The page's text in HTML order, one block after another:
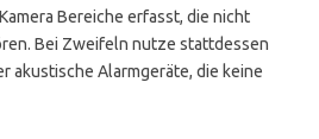
Bereiche erfasst, die nicht
Bei Zweifeln nutze stattdessen
akustische Alarmgeräte, die keine